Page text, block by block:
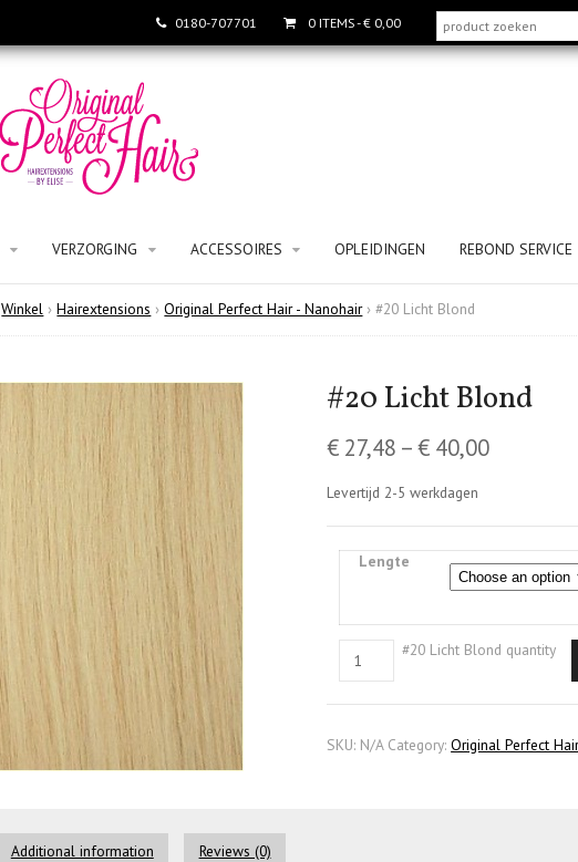
0 ITEMS- € 0,00
0180-707701
VERZORGING ACCESSOIRES OPLEIDINGEN REBOND SERVICE
Winkel › Hairextensions › Original Perfect Hair - Nanohair › #20 Licht Blond
#20 Licht Blond
€ 27,48 –€ 40,00
Levertijd 2-5 werkdagen
Lengte
#20 Licht Blond quantity
SKU: N/A Category:Original Perfect
Additional information Reviews (0)